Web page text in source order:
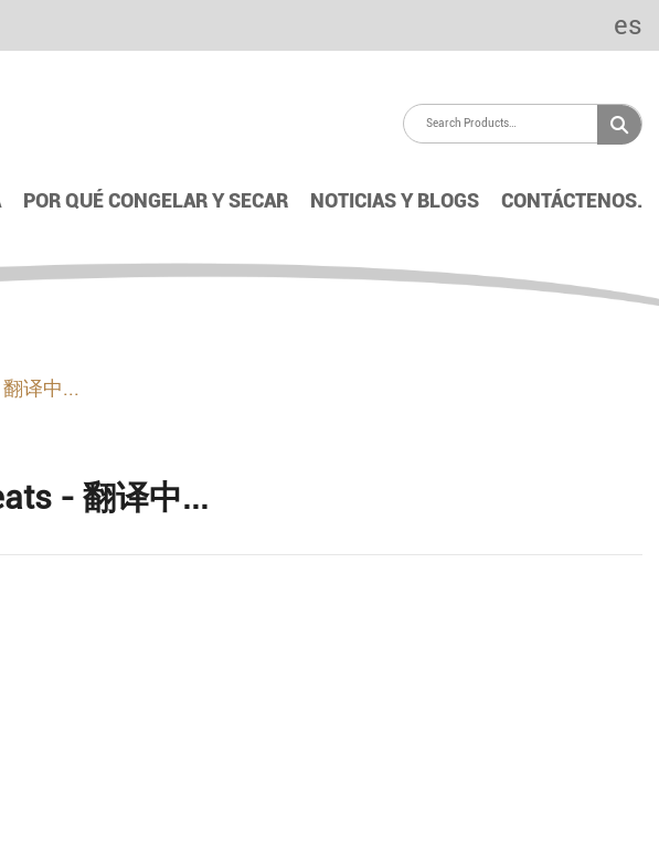
es
POR QUÉ CONGELAR Y SECAR NOTICIAS Y BLOGS CONTÁCTENOS.
译中...
- 翻译中...